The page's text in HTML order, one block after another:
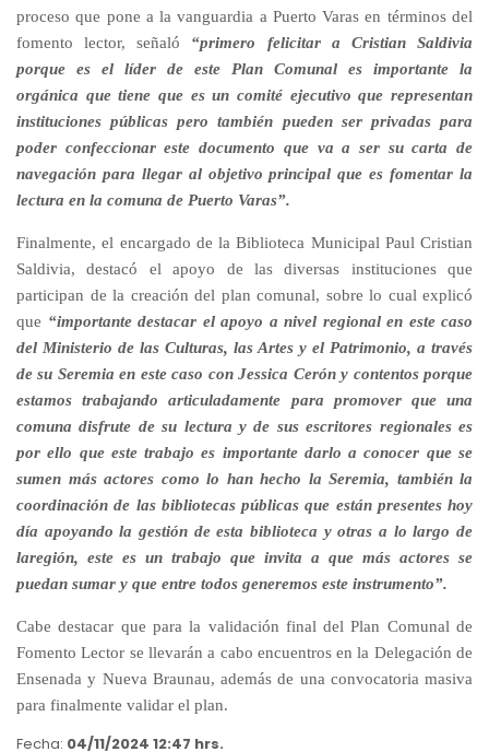
proceso que pone a la vanguardia a Puerto Varas en términos del
fomento lector, señaló “primero felicitar a Cristian Saldivia
porque es el líder de este Plan Comunal es importante la
orgánica que tiene que es un comité ejecutivo que representan
instituciones públicas pero también pueden ser privadas para
poder confeccionar este documento que va a ser su carta de
navegación para llegar al objetivo principal que es fomentar la
lectura en la comuna de Puerto Varas”.
Finalmente, el encargado de la Biblioteca Municipal Paul Cristian
Saldivia, destacó el apoyo de las diversas instituciones que
participan de la creación del plan comunal, sobre lo cual explicó
que “importante destacar el apoyo a nivel regional en este caso
del Ministerio de las Culturas, las Artes y el Patrimonio, a través
de su Seremia en este caso con Jessica Cerón y contentos porque
estamos trabajando articuladamente para promover que una
comuna disfrute de su lectura y de sus escritores regionales es
por ello que este trabajo es importante darlo a conocer que se
sumen más actores como lo han hecho la Seremia, también la
coordinación de las bibliotecas públicas que están presentes hoy
día apoyando la gestión de esta biblioteca y otras a lo largo de
laregión, este es un trabajo que invita a que más actores se
puedan sumar y que entre todos generemos este instrumento”.
Cabe destacar que para la validación final del Plan Comunal de
Fomento Lector se llevarán a cabo encuentros en la Delegación de
Ensenada y Nueva Braunau, además de una convocatoria masiva
para finalmente validar el plan.
Fecha: 04/11/2024 12:47 hrs.